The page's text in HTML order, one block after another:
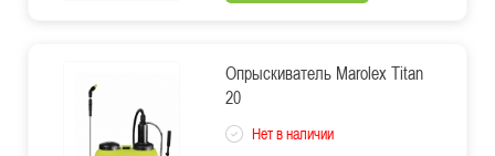
Опрыскиватель Marolex Titan
20
Нет в наличии